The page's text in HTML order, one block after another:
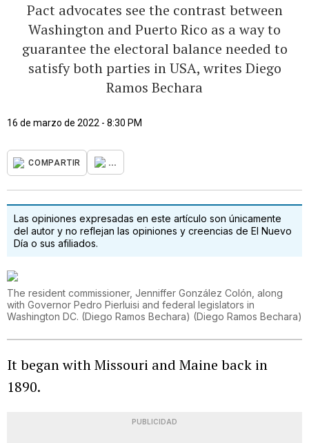
Pact advocates see the contrast between
Washington and Puerto Rico as a way to
guarantee the electoral balance needed to
satisfy both parties in USA, writes Diego
Ramos Bechara
16 de marzo de 2022 - 8:30 PM
COMPARTIR ...
Las opiniones expresadas en este artículo son únicamente
del autor y no reflejan las opiniones y creencias de El Nuevo
Día o sus afiliados.
The resident commissioner, Jenniffer González Colón, along
with Governor Pedro Pierluisi and federal legislators in
Washington DC. (Diego Ramos Bechara) (Diego Ramos Bechara)
It began with Missouri and Maine back in
1890.
PUBLICIDAD